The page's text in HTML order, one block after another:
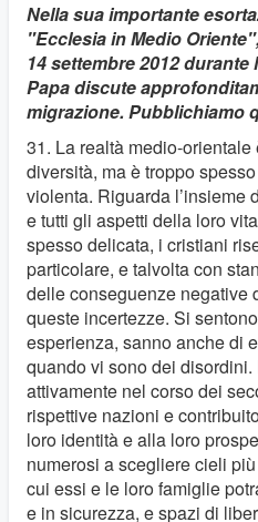
Nella sua importante
"Ecclesia in Medio
14 settembre 2012
Papa discute
migrazione. Pubblichiamo
31. La realtà medio-
diversità, ma è troppo
violenta. Riguarda l’insieme
e tutti gli aspetti della loro
spesso delicata, i cristiani
particolare, e talvolta con
delle conseguenze negative
queste incertezze. Si
esperienza, sanno anche di
quando vi sono dei
attivamente nel corso dei
rispettive nazioni e
loro identità e alla loro
numerosi a scegliere cieli
cui essi e le loro famiglie
e in sicurezza, e spazi di